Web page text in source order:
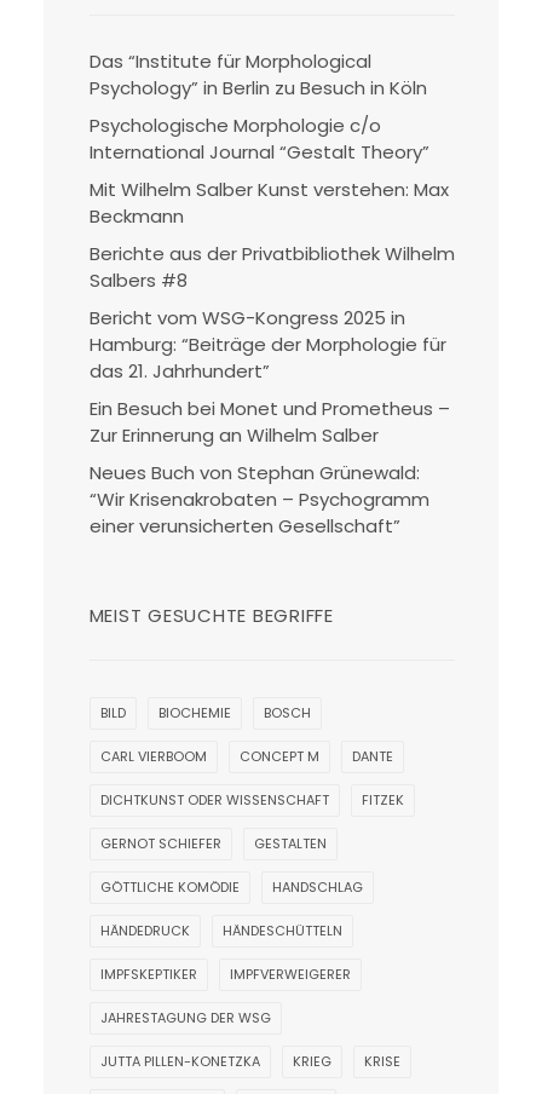
Das “Institute für Morphological
Psychology” in Berlin zu Besuch in Köln
Psychologische Morphologie c/o
International Journal “Gestalt Theory”
Mit Wilhelm Salber Kunst verstehen: Max
Beckmann
Berichte aus der Privatbibliothek Wilhelm
Salbers #8
Bericht vom WSG-Kongress 2025 in
Hamburg: “Beiträge der Morphologie für
das 21. Jahrhundert”
Ein Besuch bei Monet und Prometheus –
Zur Erinnerung an Wilhelm Salber
Neues Buch von Stephan Grünewald:
“Wir Krisenakrobaten – Psychogramm
einer verunsicherten Gesellschaft”
MEIST GESUCHTE BEGRIFFE
BILD BIOCHEMIE BOSCH
CARL VIERBOOM CONCEPT M DANTE
DICHTKUNST ODER WISSENSCHAFT FITZEK
GERNOT SCHIEFER GESTALTEN
GÖTTLICHE KOMÖDIE HANDSCHLAG
HÄNDEDRUCK HÄNDESCHÜTTELN
IMPFSKEPTIKER IMPFVERWEIGERER
JAHRESTAGUNG DER WSG
JUTTA PILLEN-KONETZKA KRIEG KRISE